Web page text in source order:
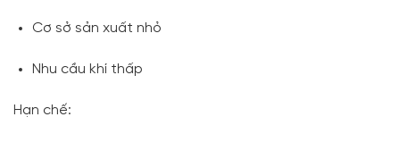
Cơ sở sản xuất nhỏ
Nhu cầu khí thấp
Hạn chế: